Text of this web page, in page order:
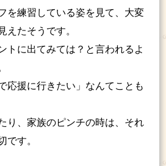
を練習している姿を見て、大変
えたそうです。
トに出てみては？と言われるよ
応援に行きたい」なんてことも
り、家族のピンチの時は、それ
です。